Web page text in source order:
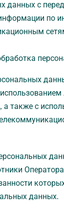
данных с
по
а также с
данных.